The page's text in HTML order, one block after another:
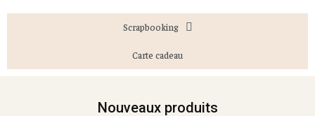
Scrapbooking
Carte cadeau
Nouveaux produits